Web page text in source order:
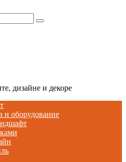
дизайне и декоре
и оборудование